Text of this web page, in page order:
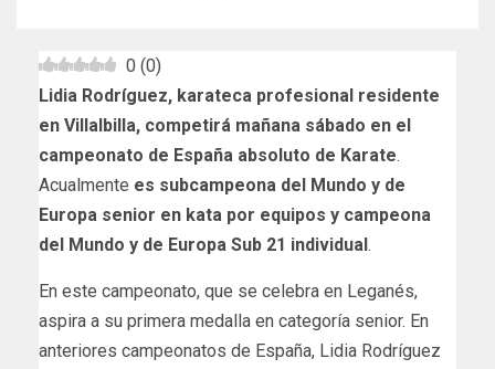
0 (0)
Lidia Rodríguez, karateca profesional residente
en Villalbilla, competirá mañana sábado en el
campeonato de España absoluto de Karate.
Acualmente es subcampeona del Mundo y de
Europa senior en kata por equipos y campeona
del Mundo y de Europa Sub 21 individual.
En este campeonato, que se celebra en Leganés,
aspira a su primera medalla en categoría senior. En
anteriores campeonatos de España, Lidia Rodríguez